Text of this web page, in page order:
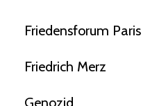
Friedensforum Paris
Friedrich Merz
Genozid